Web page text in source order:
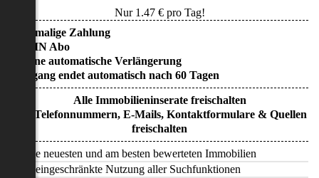
Nur 1.47€ pro Tag!
• Einmalige Zahlung
• KEIN Abo
• Keine automatische Verlängerung
• Zugang endet automatisch nach 60 Tagen
Alle Immobilieninserate freischalten
Alle Telefonnummern, E-Mails, Kontaktformulare & Quellen
freischalten
Alle neuesten und am besten bewerteten Immobilien
Uneingeschränkte Nutzung aller Suchfunktionen